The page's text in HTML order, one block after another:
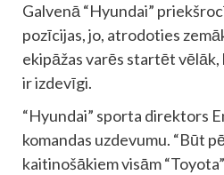
Galvenā “Hyundai”
pozīcijas, jo, atrodoties
ekipāžas varēs startēt vēlāk,
ir izdevīgi.
“Hyundai” sporta direktors
komandas uzdevumu. “Būt
kaitinošākiem visām